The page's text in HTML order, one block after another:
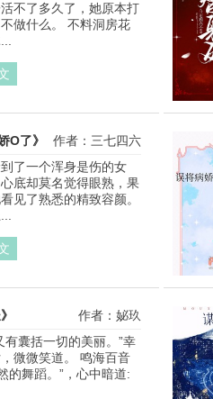
不了多久了，她原本打
做什么。 不料洞房花
O了》
作者：三七四六
了一个浑身是伤的女
底却莫名觉得眼熟，果
见了熟悉的精致容颜。
作者：妼玖
有囊括一切的美丽。”幸
微微笑道。 鸣海百音
的舞蹈。”，心中暗道: